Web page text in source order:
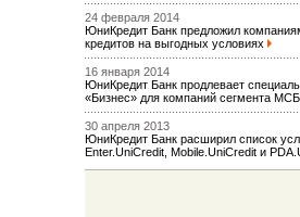
24 февраля 2014
ЮниКредит Банк предложил
кредитов на выгодных условиях
16 января 2014
ЮниКредит Банк продлевает
«Бизнес» для компаний сегмента
30 апреля 2013
ЮниКредит Банк расширил список
Enter.UniCredit, Mobile.UniCredit и